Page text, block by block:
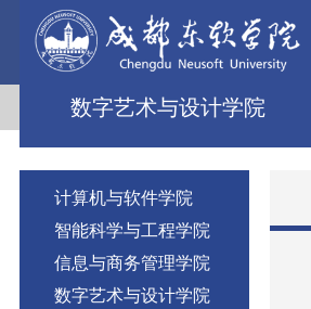
数字艺术与设计学院
计算机与软件学院
智能科学与工程学院
信息与商务管理学院
数字艺术与设计学院